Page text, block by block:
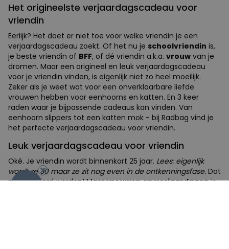
Het origineelste verjaardagscadeau voor
vriendin
Eerlijk? Het doet er niet toe voor welke vriendin je een
verjaardagscadeau zoekt. Of het nu je schoolvriendin is,
je beste vriendin of BFF, of dé vriendin a.k.a. vrouw van je
dromen. Maar een origineel en leuk verjaardagscadeau
voor je vriendin vinden, is eigenlijk niet zo heel moeilijk.
Zeker als je weet wat voor een onverklaarbare liefde
vrouwen hebben voor eenhoorns en katten. En 3 keer
raden waar je bijpassende cadeaus kan vinden. Van
eenhoorn slippers tot een katten mok - bij Radbag vind je
het perfecte verjaardagscadeau voor vriendin.
Leuk verjaardagscadeau voor vriendin
Oké. Je vriendin wordt binnenkort 25 jaar. Lees: eigenlijk
wordt ze 30 maar ze zit nog even in de ontkenningsfase. Dat
mag gevierd worden! Maarvrouwen en verjaardagenis